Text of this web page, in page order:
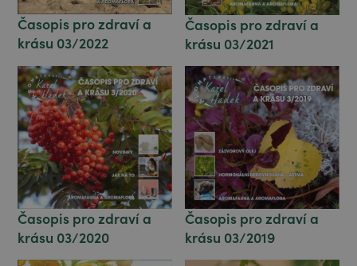
Časopis pro zdraví a
krásu 03/2022
Časopis pro zdraví a
krásu 03/2021
Časopis pro zdraví a
krásu 03/2020
Časopis pro zdraví a
krásu 03/2019